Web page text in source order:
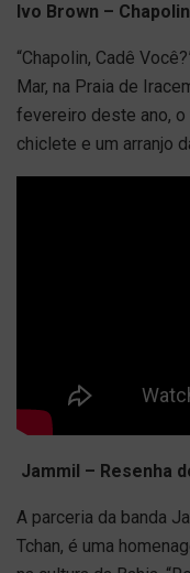
Ivo Brown –
“Chapolin, Cadê
Mar, na Praia de
fevereiro deste ano,
chiclete e um arranjo
Jammil – Resenha
A parceria da banda
Tchan, é uma